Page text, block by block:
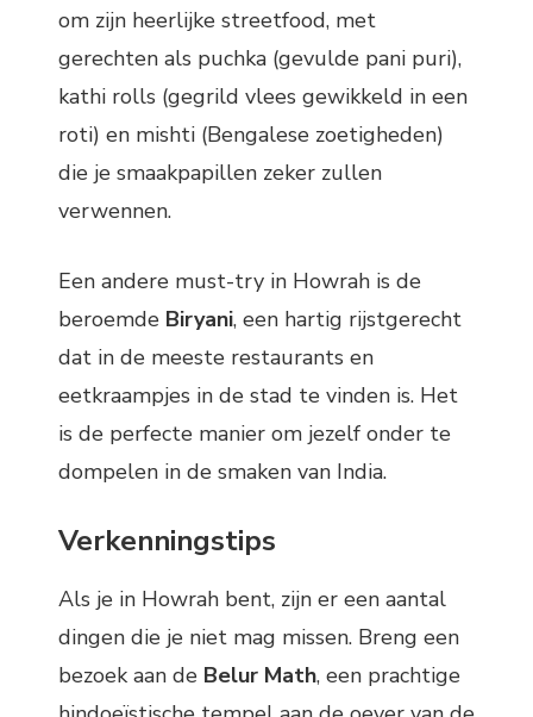
om zijn heerlijke streetfood, met
gerechten als puchka (gevulde pani puri),
kathi rolls (gegrild vlees gewikkeld in een
roti) en mishti (Bengalese zoetigheden)
die je smaakpapillen zeker zullen
verwennen.
Een andere must-try in Howrah is de
beroemde Biryani, een hartig rijstgerecht
dat in de meeste restaurants en
eetkraampjes in de stad te vinden is. Het
is de perfecte manier om jezelf onder te
dompelen in de smaken van India.
Verkenningstips
Als je in Howrah bent, zijn er een aantal
dingen die je niet mag missen. Breng een
bezoek aan de Belur Math, een prachtige